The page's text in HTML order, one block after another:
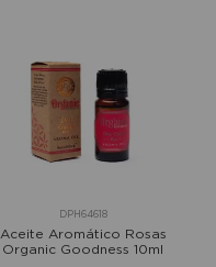
DPH64618
Aceite Aromático Rosas
Organic Goodness 10ml